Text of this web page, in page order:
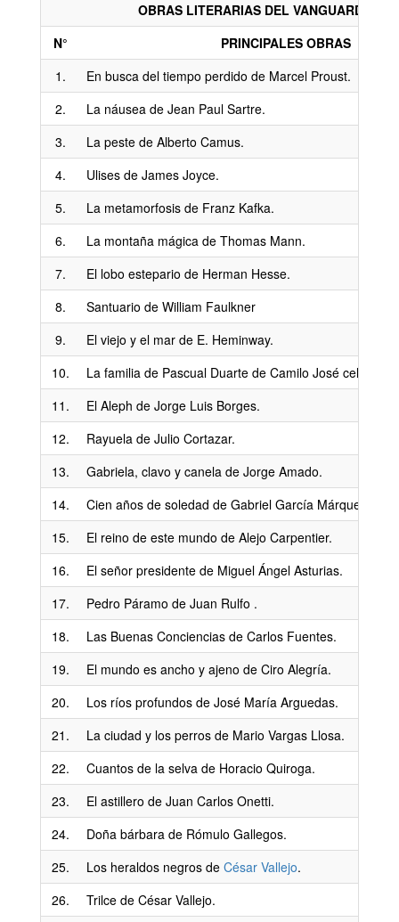
OBRAS LITERARIAS DEL VANGUARDISMO
N°
PRINCIPALES OBRAS
1.
En busca del tiempo perdido de Marcel Proust.
2.
La náusea de Jean Paul Sartre.
3.
La peste de Alberto Camus.
4.
Ulises de James Joyce.
5.
La metamorfosis de Franz Kafka.
6.
La montaña mágica de Thomas Mann.
7.
El lobo estepario de Herman Hesse.
8.
Santuario de William Faulkner
9.
El viejo y el mar de E. Heminway.
10.
La familia de Pascual Duarte de Camilo José cela.
11.
El Aleph de Jorge Luis Borges.
12.
Rayuela de Julio Cortazar.
13.
Gabriela, clavo y canela de Jorge Amado.
14.
Cien años de soledad de Gabriel García Márquez.
15.
El reino de este mundo de Alejo Carpentier.
16.
El señor presidente de Miguel Ángel Asturias.
17.
Pedro Páramo de Juan Rulfo .
18.
Las Buenas Conciencias de Carlos Fuentes.
19.
El mundo es ancho y ajeno de Ciro Alegría.
20.
Los ríos profundos de José María Arguedas.
21.
La ciudad y los perros de Mario Vargas Llosa.
22.
Cuantos de la selva de Horacio Quiroga.
23.
El astillero de Juan Carlos Onetti.
24.
Doña bárbara de Rómulo Gallegos.
25.
Los heraldos negros de César Vallejo.
26.
Trilce de César Vallejo.